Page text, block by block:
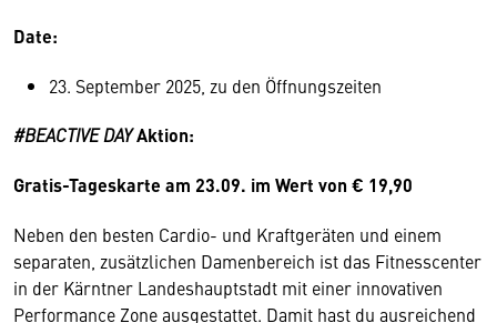
Date:
23. September 2025, zu den Öffnungszeiten
#BEACTIVE DAYAktion:
Gratis-Tageskarte am 23.09. im Wert von € 19,90
Neben den besten Cardio- und Kraftgeräten und einem
separaten, zusätzlichen Damenbereich ist das Fitnesscenter
in der Kärntner Landeshauptstadt mit einer innovativen
Performance Zone ausgestattet. Damit hast du ausreichend